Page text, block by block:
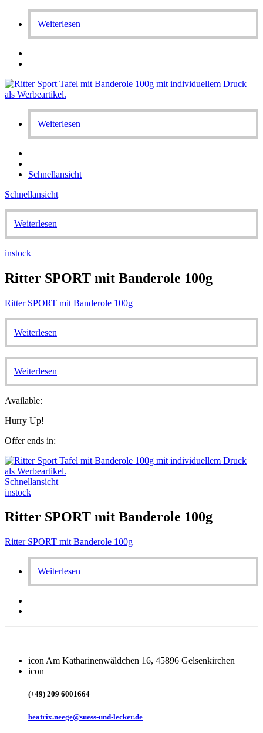
Weiterlesen
Weiterlesen
Schnellansicht
Schnellansicht
Weiterlesen
instock
Ritter SPORT mit Banderole 100g
Ritter SPORT mit Banderole 100g
Weiterlesen
Weiterlesen
Available:
Hurry Up!
Offer ends in:
Schnellansicht
instock
Ritter SPORT mit Banderole 100g
Ritter SPORT mit Banderole 100g
Weiterlesen
icon Am Katharinenwäldchen 16, 45896 Gelsenkirchen
icon
(+49) 209 6001664
beatrix.neege@suess-und-lecker.de